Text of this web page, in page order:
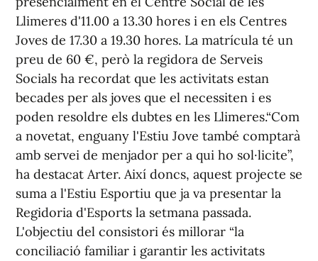
Llimeres d'11.00 a 13.30 hores i en els Centres
Joves de 17.30 a 19.30 hores. La matrícula té un
preu de 60 €, però la regidora de Serveis
Socials ha recordat que les activitats estan
becades per als joves que el necessiten i es
poden resoldre els dubtes en les Llimeres.“Com
a novetat, enguany l'Estiu Jove també comptarà
amb servei de menjador per a qui ho sol·licite”,
ha destacat Arter. Així doncs, aquest projecte se
suma a l'Estiu Esportiu que ja va presentar la
Regidoria d'Esports la setmana passada.
L'objectiu del consistori és millorar “la
conciliació familiar i garantir les activitats